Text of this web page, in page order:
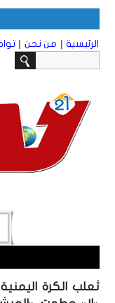
الرئيسية | من نحن |
ثعلب الكرة